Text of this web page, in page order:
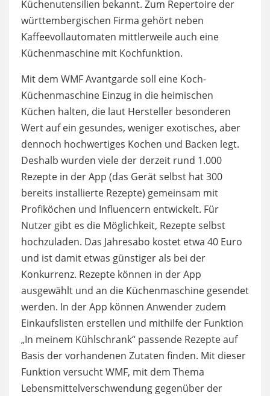
Küchenutensilien bekannt. Zum Repertoire der
württembergischen Firma gehört neben
Kaffeevollautomaten mittlerweile auch eine
Küchenmaschine mit Kochfunktion.
Mit dem WMF Avantgarde soll eine Koch-
Küchenmaschine Einzug in die heimischen
Küchen halten, die laut Hersteller besonderen
Wert auf ein gesundes, weniger exotisches, aber
dennoch hochwertiges Kochen und Backen legt.
Deshalb wurden viele der derzeit rund 1.000
Rezepte in der App (das Gerät selbst hat 300
bereits installierte Rezepte) gemeinsam mit
Profiköchen und Influencern entwickelt. Für
Nutzer gibt es die Möglichkeit, Rezepte selbst
hochzuladen. Das Jahresabo kostet etwa 40 Euro
und ist damit etwas günstiger als bei der
Konkurrenz. Rezepte können in der App
ausgewählt und an die Küchenmaschine gesendet
werden. In der App können Anwender zudem
Einkaufslisten erstellen und mithilfe der Funktion
„In meinem Kühlschrank“ passende Rezepte auf
Basis der vorhandenen Zutaten finden. Mit dieser
Funktion versucht WMF, mit dem Thema
Lebensmittelverschwendung gegenüber der